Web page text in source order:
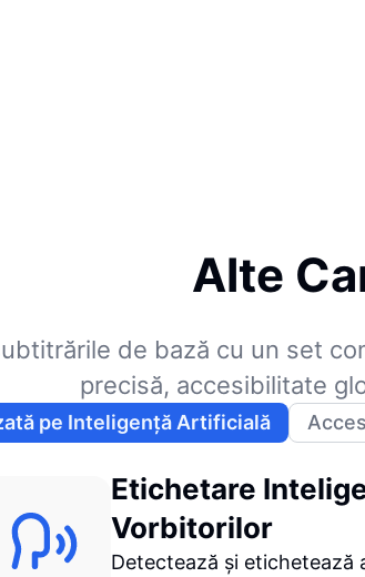
Alte
de bază cu un set
precisă, accesibilitate
pe Inteligență Artificială
Etichetare
Vorbitorilor
Detectează și etichetează